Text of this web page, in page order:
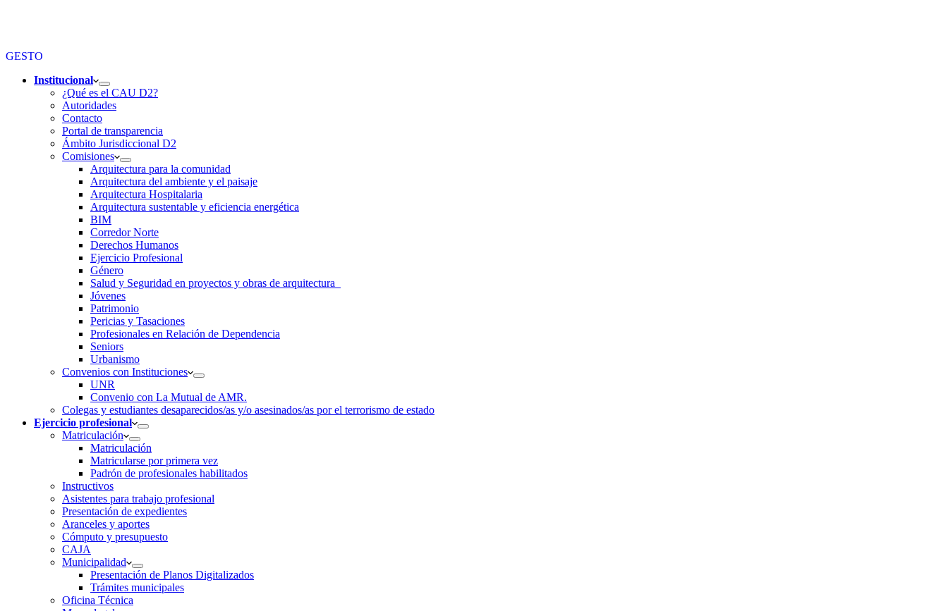
GESTO
Institucional
¿Qué es el CAU D2?
Autoridades
Contacto
Portal de transparencia
Ámbito Jurisdiccional D2
Comisiones
Arquitectura para la comunidad
Arquitectura del ambiente y el paisaje
Arquitectura Hospitalaria
Arquitectura sustentable y eficiencia energética
BIM
Corredor Norte
Derechos Humanos
Ejercicio Profesional
Género
Salud y Seguridad en proyectos y obras de arquitectura
Jóvenes
Patrimonio
Pericias y Tasaciones
Profesionales en Relación de Dependencia
Seniors
Urbanismo
Convenios con Instituciones
UNR
Convenio con La Mutual de AMR.
Colegas y estudiantes desaparecidos/as y/o asesinados/as por el terrorismo de estado
Ejercicio profesional
Matriculación
Matriculación
Matricularse por primera vez
Padrón de profesionales habilitados
Instructivos
Asistentes para trabajo profesional
Presentación de expedientes
Aranceles y aportes
Cómputo y presupuesto
CAJA
Municipalidad
Presentación de Planos Digitalizados
Trámites municipales
Oficina Técnica